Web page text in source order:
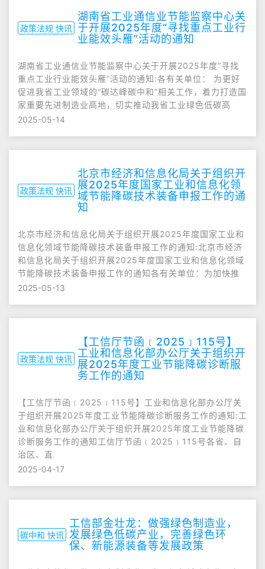
政策法规 快讯
湖南省工业通信业节能监察中心关
于开展2025年度“寻找重点工业行
业能效头雁”活动的通知
湖南省工业通信业节能监察中心关于开展2025年度“寻找
重点工业行业能效头雁”活动的通知:各有关单位： 为更好
促进我省工业领域的“碳达峰碳中和”相关工作，着力打造国
家重要先进制造业高地，切实推动我省工业绿色低碳高
2025-05-14
政策法规 快讯
北京市经济和信息化局关于组织开
展2025年度国家工业和信息化领
域节能降碳技术装备申报工作的通
知
北京市经济和信息化局关于组织开展2025年度国家工业和
信息化领域节能降碳技术装备申报工作的通知:北京市经济
和信息化局关于组织开展2025年度国家工业和信息化领域
节能降碳技术装备申报工作的通知各有关单位：为加快推
2025-05-13
政策法规 快讯
【工信厅节函﹝2025﹞115号】
工业和信息化部办公厅关于组织开
展2025年度工业节能降碳诊断服
务工作的通知
【工信厅节函﹝2025﹞115号】工业和信息化部办公厅关
于组织开展2025年度工业节能降碳诊断服务工作的通知:工
业和信息化部办公厅关于组织开展2025年度工业节能降碳
诊断服务工作的通知工信厅节函﹝2025﹞115号各省、自
治区、直
2025-04-17
碳中和 快讯
工信部金壮龙：做强绿色制造业，
发展绿色低碳产业，完善绿色环
保、新能源装备等发展政策